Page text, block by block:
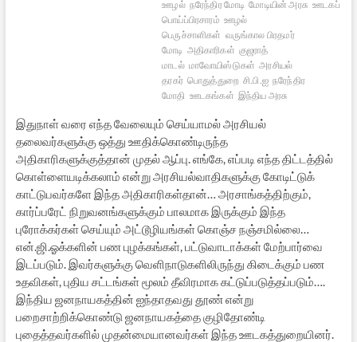
ஊழல் நரேந்திர மோடி மோடியின் அரசு ஊடகப்
பொய்ப்பிரசாரம் ஊழல்
பெருச்சாளிகள் வருங்கால பிரதமர்
மோடி அதிகாரிகள் குஜராத்
மாடல் மாவோயிஸ்டுகள் அரசியல்
தரகர் பொதுத்துறை சி.பி.ஐ நரேந்திர
மோதி ஊடகங்கள் இந்திய அரசு
இதுநாள் வரை எந்த வேலையும் செய்யாமல் அரசியல்
தலைவர்களுக்கு ஒத்து ஊதிக்கொண்டிருந்த
அதிகாரிகளுக்குத்தான் முதல் ஆப்பு. எங்கே, எப்படி எந்த திட்டத்தில்
கொள்ளையடிக்கலாம் என்று அரசியல்வாதிகளுக்கு கோடிட்டுக்
காட்டுபவர்களே இந்த அதிகாரிகள்தான்… அரசாங்கத்திற்கும்,
கார்ப்பரேட் நிறுவனங்களுக்கும் பாலமாக இருக்கும் இந்த
புரோக்கர்கள் செய்யும் அட்டூழியங்கள் கொஞ்ச நஞ்சமில்லை…
என்.ஜி.ஓக்களின் பண புழக்கங்கள், பட்டுவாடாக்கள் மேற்பார்வை
இடப்படும். இவர்களுக்கு வெளிநாடுகளிலிருந்து கிடைக்கும் பண
உதவிகள், புதிய சட்டங்கள் மூலம் தீவிரமாக கட்டுப்படுத்தப்படும்….
இந்திய ஜனநாயகத்தின் ஐந்தாதவது தூண் என்று
பறைசாற்றிக்கொண்டு ஜனநாயகத்தை குழிதோண்டி
புதைத்தவர்களில் முதன்மையானவர்கள் இந்த ஊடகத்துறையினர்.